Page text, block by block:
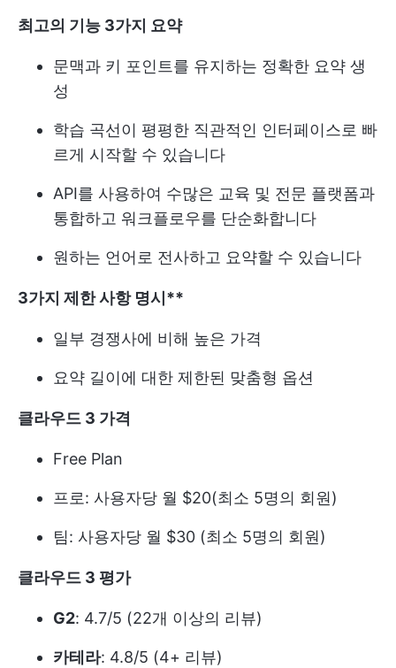
최고의 기능 3가지 요약
문맥과 키 포인트를 유지하는 정확한 요약 생
성
학습 곡선이 평평한 직관적인 인터페이스로 빠
르게 시작할 수 있습니다
API를 사용하여 수많은 교육 및 전문 플랫폼과
통합하고 워크플로우를 단순화합니다
원하는 언어로 전사하고 요약할 수 있습니다
3가지 제한 사항명시**
일부 경쟁사에 비해 높은 가격
요약 길이에 대한 제한된 맞춤형 옵션
클라우드 3 가격
Free Plan
프로: 사용자당 월 $20(최소 5명의 회원)
팀: 사용자당 월 $30 (최소 5명의 회원)
클라우드 3 평가
G2: 4.7/5 (22개 이상의 리뷰)
카테라: 4.8/5 (4+ 리뷰)